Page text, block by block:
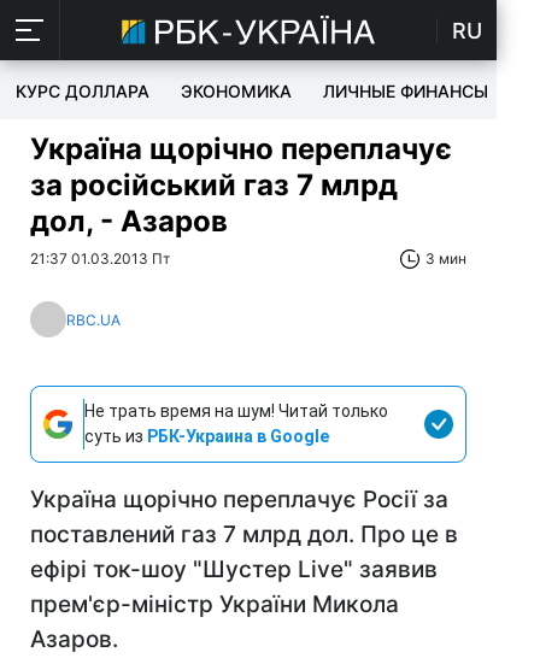
RU
КУРС ДОЛЛАРА ЭКОНОМИКА ЛИЧНЫЕ ФИНАНСЫ
Україна щорічно переплачує
за російський газ 7 млрд
дол, - Азаров
21:37 01.03.2013 Пт 3 мин
RBC.UA
Не трать время на шум! Читай только
суть из РБК-Украина в Google
Україна щорічно переплачує Росії за
поставлений газ 7 млрд дол. Про це в
ефірі ток-шоу "Шустер Live" заявив
прем'єр-міністр України Микола
Азаров.